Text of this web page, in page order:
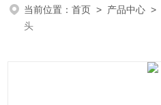
当前位置：首页 > 产品中心 >
头